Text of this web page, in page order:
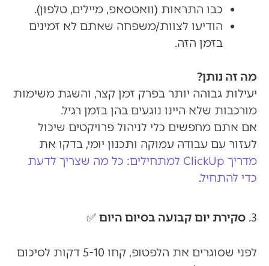
כבו התראות (וואטסאפ, מיילים, טלפון).
הודיעו לצוות/משפחה שאתם לא זמינים
בזמן הזה.
מה זה נותן?
יעילות גבוהה יותר בפרק זמן קצר, והשגת משימות
מורכבות שלא היינו נוגעים בהן בזמן רגיל.
אם אתם מחפשים כלי לניהול פרויקטים שיכול
לעזור עם עבודה עמוקה ותכנון יומי, בדקו את
מדריך ClickUp למתחילים: כל מה שצריך לדעת
כדי להתחיל.
3. סקירת יום קבועה בסיום היום ✅
לפני שסוגרים את הלפטופ, קחו 5-10 דקות לסיכום